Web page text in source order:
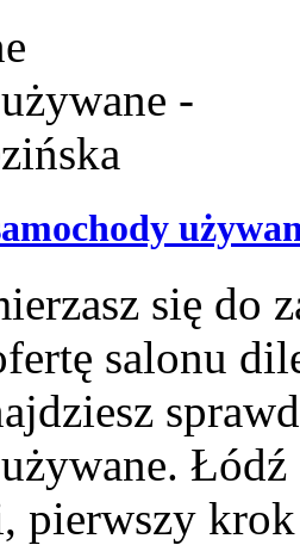
się do
salonu
pierwszy